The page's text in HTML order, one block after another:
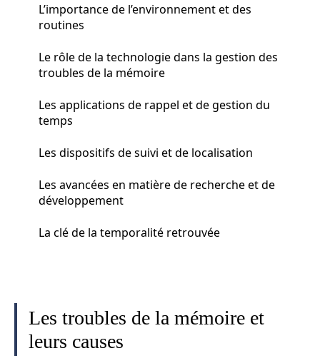
L’importance de l’environnement et des
routines
Le rôle de la technologie dans la gestion des
troubles de la mémoire
Les applications de rappel et de gestion du
temps
Les dispositifs de suivi et de localisation
Les avancées en matière de recherche et de
développement
La clé de la temporalité retrouvée
Les troubles de la mémoire et
leurs causes